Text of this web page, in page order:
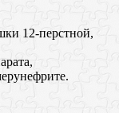
12-перстной,